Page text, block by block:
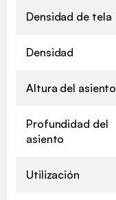
Densidad de tela
Densidad
Altura del asiento
Profundidad del
asiento
Utilización